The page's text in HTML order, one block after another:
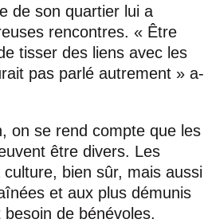
de son quartier lui a
rencontres. « Être
tisser des liens avec les
pas parlé autrement » a-
on se rend compte que les
être divers. Les
bien sûr, mais aussi
et aux plus démunis
de bénévoles.